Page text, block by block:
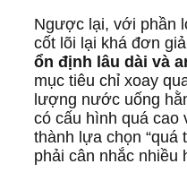
Ngược lại, với phần
cốt lõi lại khá đơn
ổn định lâu dài và
mục tiêu chỉ xoay
lượng nước uống
có cấu hình quá
thành lựa chọn “quá
phải cân nhắc nhiều